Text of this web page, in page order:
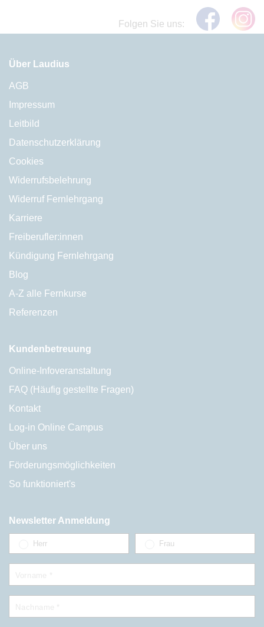
Folgen Sie uns:
Über Laudius
AGB
Impressum
Leitbild
Datenschutzerklärung
Cookies
Widerrufsbelehrung
Widerruf Fernlehrgang
Karriere
Freiberufler:innen
Kündigung Fernlehrgang
Blog
A-Z alle Fernkurse
Referenzen
Kundenbetreuung
Online-Infoveranstaltung
FAQ (Häufig gestellte Fragen)
Kontakt
Log-in Online Campus
Über uns
Förderungsmöglichkeiten
So funktioniert's
Newsletter Anmeldung
Herr Frau